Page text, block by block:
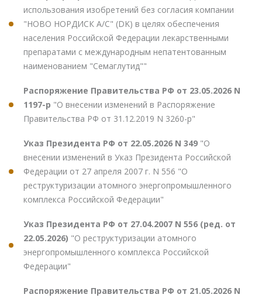
использования изобретений без согласия компании
"НОВО НОРДИСК А/С" (DK) в целях обеспечения
населения Российской Федерации лекарственными
препаратами с международным непатентованным
наименованием "Семаглутид""
Распоряжение Правительства РФ от 23.05.2026 N
1197-р "О внесении изменений в Распоряжение
Правительства РФ от 31.12.2019 N 3260-р"
Указ Президента РФ от 22.05.2026 N 349 "О
внесении изменений в Указ Президента Российской
Федерации от 27 апреля 2007 г. N 556 "О
реструктуризации атомного энергопромышленного
комплекса Российской Федерации"
Указ Президента РФ от 27.04.2007 N 556 (ред. от
22.05.2026) "О реструктуризации атомного
энергопромышленного комплекса Российской
Федерации"
Распоряжение Правительства РФ от 21.05.2026 N